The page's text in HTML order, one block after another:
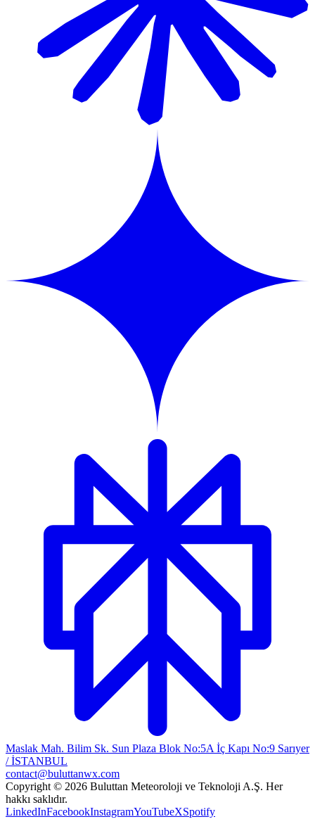
Maslak Mah. Bilim Sk. Sun Plaza Blok No:5A İç Kapı No:9 Sarıyer
/ İSTANBUL
contact@buluttanwx.com
Copyright © 2026 Buluttan Meteoroloji ve Teknoloji A.Ş. Her
hakkı saklıdır.
LinkedInFacebookInstagramYouTubeXSpotify